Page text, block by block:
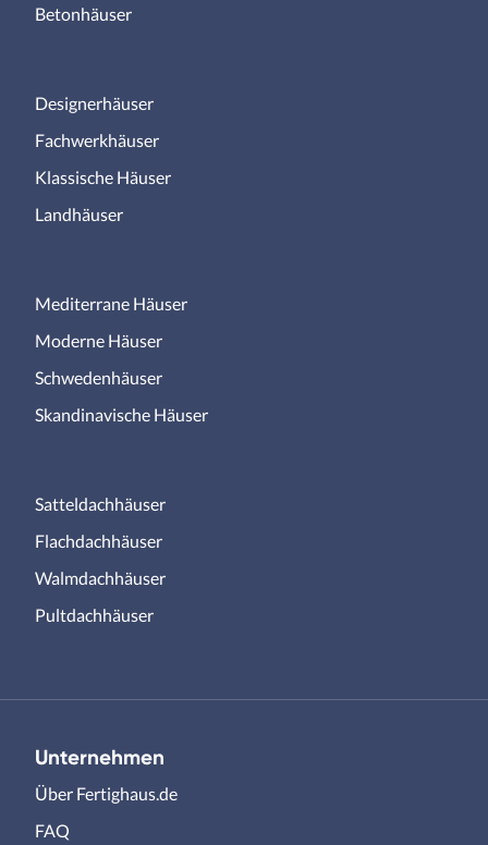
Betonhäuser
Designerhäuser
Fachwerkhäuser
Klassische Häuser
Landhäuser
Mediterrane Häuser
Moderne Häuser
Schwedenhäuser
Skandinavische Häuser
Satteldachhäuser
Flachdachhäuser
Walmdachhäuser
Pultdachhäuser
Unternehmen
Über Fertighaus.de
FAQ